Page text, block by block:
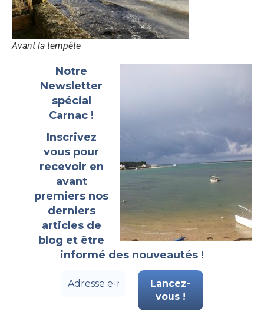
Avant la tempête
Notre
Newsletter
spécial
Carnac !
Inscrivez
vous pour
recevoir en
avant
premiers nos
derniers
articles de
blog et être
informé des nouveautés !